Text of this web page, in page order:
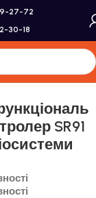
27-72
30-18
SR91